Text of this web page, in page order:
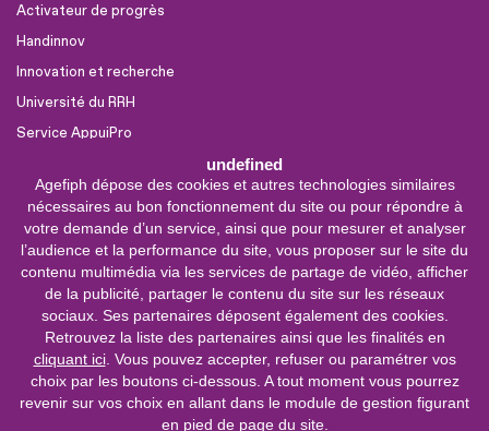
undefined
Agefiph dépose des cookies et autres technologies similaires
nécessaires au bon fonctionnement du site ou pour répondre à
votre demande d’un service, ainsi que pour mesurer et analyser
l’audience et la performance du site, vous proposer sur le site du
contenu multimédia via les services de partage de vidéo, afficher
de la publicité, partager le contenu du site sur les réseaux
sociaux. Ses partenaires déposent également des cookies.
Retrouvez la liste des partenaires ainsi que les finalités en
cliquant ici. Vous pouvez accepter, refuser ou paramétrer vos
choix par les boutons ci-dessous. A tout moment vous pourrez
revenir sur vos choix en allant dans le module de gestion figurant
en pied de page du site.
Activateur de progrès
Handinnov
Innovation et recherche
Université du RRH
Service AppuiPro
Nous suivre
Youtube
Linkedin
Facebook
0 800 11 10 09
Service &
appel gratuits